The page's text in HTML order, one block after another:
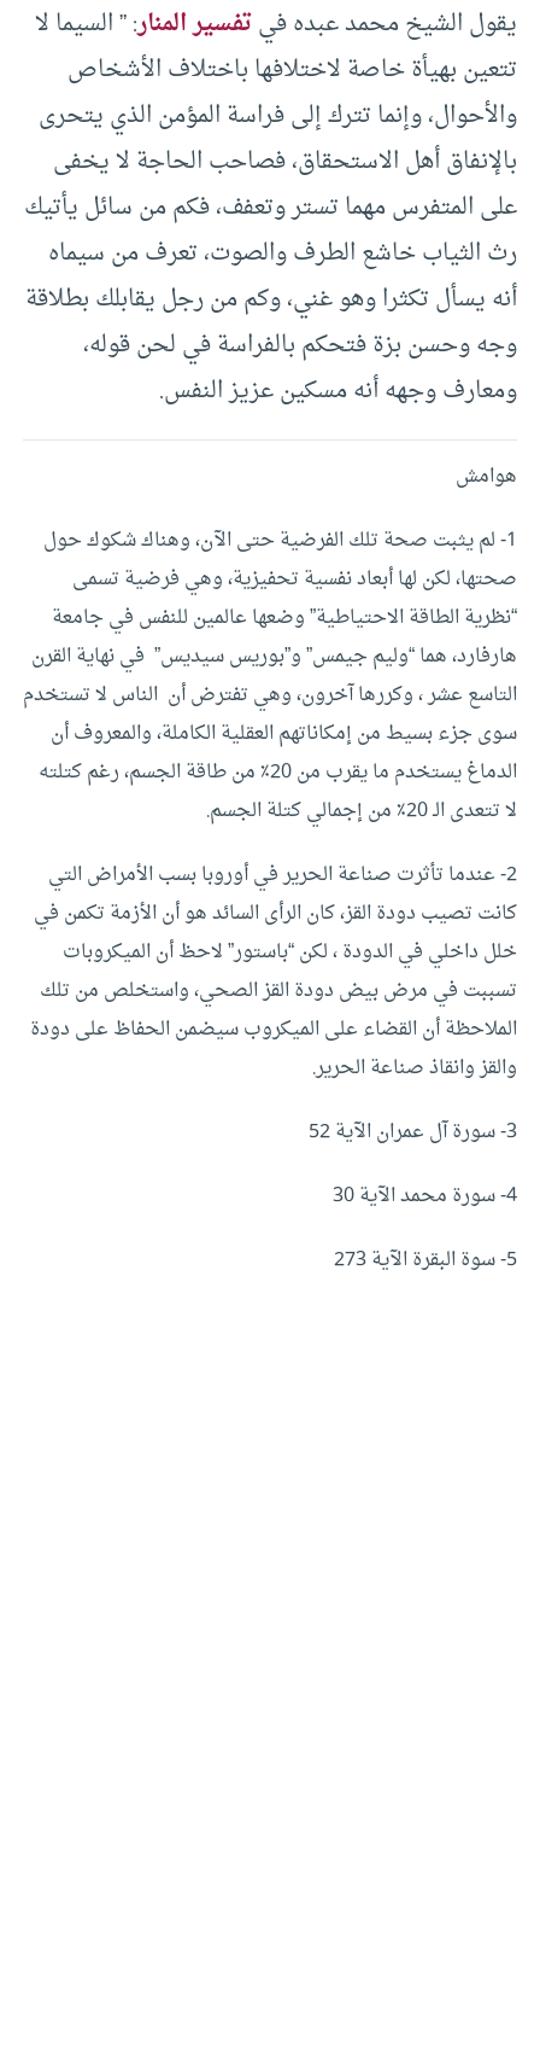
يقول الشيخ محمد عبده فيتفسير المنار: ” السيما لا
تتعين بهيأة خاصة لاختلافها باختلاف الأشخاص
والأحوال، وإنما تترك إلى فراسة المؤمن الذي يتحرى
بالإنفاق أهل الاستحقاق، فصاحب الحاجة لا يخفى
على المتفرس مهما تستر وتعفف، فكم من سائل يأتيك
رث الثياب خاشع الطرف والصوت، تعرف من سيماه
أنه يسأل تكثرا وهو غني، وكم من رجل يقابلك بطلاقة
وجه وحسن بزة فتحكم بالفراسة في لحن قوله،
ومعارف وجهه أنه مسكين عزيز النفس.
هوامش
1- لم يثبت صحة تلك الفرضية حتى الآن، وهناك شكوك حول
صحتها، لكن لها أبعاد نفسية تحفيزية، وهي فرضية تسمى
“نظرية الطاقة الاحتياطية” وضعها عالمين للنفس في جامعة
هارفارد، هما “وليم جيمس” و”بوريس سيديس” في نهاية القرن
التاسع عشر ، وكررها آخرون، وهي تفترض أن الناس لا تستخدم
سوى جزء بسيط من إمكاناتهم العقلية الكاملة، والمعروف أن
الدماغ يستخدم ما يقرب من 20٪ من طاقة الجسم، رغم كتلته
لا تتعدى الـ 20٪ من إجمالي كتلة الجسم.
2- عندما تأثرت صناعة الحرير في أوروبا بسب الأمراض التي
كانت تصيب دودة القز، كان الرأى السائد هو أن الأزمة تكمن في
خلل داخلي في الدودة ، لكن “باستور” لاحظ أن الميكروبات
تسببت في مرض بيض دودة القز الصحي، واستخلص من تلك
الملاحظة أن القضاء على الميكروب سيضمن الحفاظ على دودة
والقز وانقاذ صناعة الحرير.
3- سورة آل عمران الآية 52
4- سورة محمد الآية 30
5- سوة البقرة الآية 273